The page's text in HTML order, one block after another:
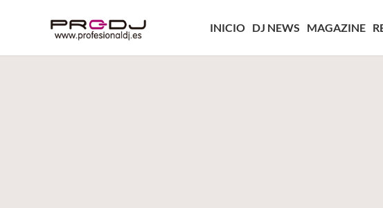
INICIO DJ NEWS MAGAZINE